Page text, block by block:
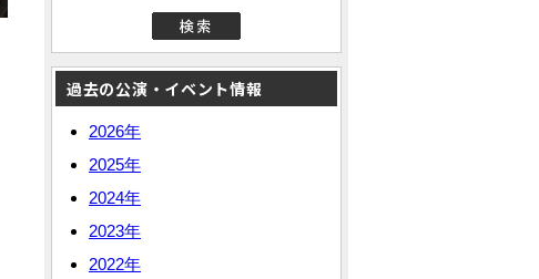
過去の公演・イベント情報
2026年
2025年
2024年
2023年
2022年